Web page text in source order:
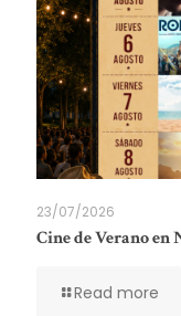
23/07/2026
Cine de Verano en
Read more